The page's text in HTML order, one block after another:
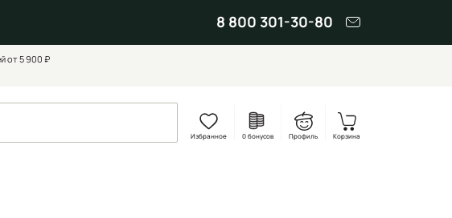
8 800 301-30-80
от 5 900 ₽
Избранное 0 бонусов Профиль Корзина